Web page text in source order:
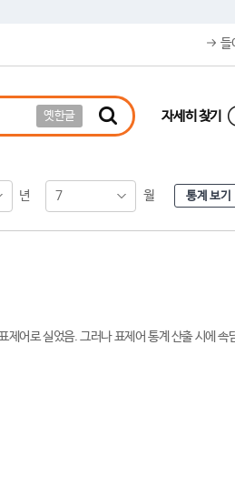
들
옛한글 자세히 찾기
년 7 월 통계 보기
어로 실었음. 그러나 표제어 통계 산출 시에 속